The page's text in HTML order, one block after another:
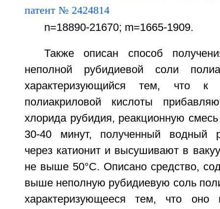
n=18890-21670; m=1665-1909.
Также описан способ
неполной рубидиевой соли
характеризующийся тем, что к
полиакриловой кислоты
хлорида рубидия, реакционную
30-40 минут, полученный водный
через катионит и высушивают в
не выше 50°С. Описано средство,
выше неполную рубидиевую соль
характеризующееся тем, что